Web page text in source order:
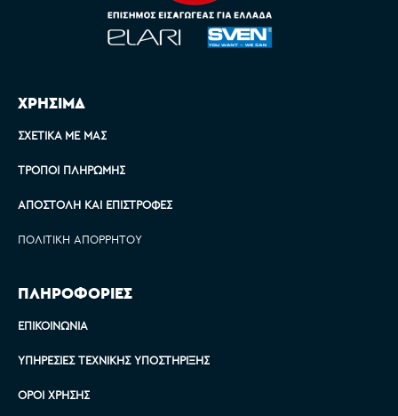
ΧΡΗΣΙΜΑ
ΣΧΕΤΙΚΆ ΜΕ ΜΑΣ
ΤΡΌΠΟΙ ΠΛΗΡΩΜΉΣ
ΑΠΟΣΤΟΛΉ ΚΑΙ ΕΠΙΣΤΡΟΦΈΣ
ΠΟΛΙΤΙΚΉ ΑΠΟΡΡΉΤΟΥ
ΠΛΗΡΟΦΟΡΙΕΣ
ΕΠΙΚΟΙΝΩΝΊΑ
ΥΠΗΡΕΣΊΕΣ ΤΕΧΝΙΚΉΣ ΥΠΟΣΤΉΡΙΞΗΣ
ΌΡΟΙ ΧΡΉΣΗΣ